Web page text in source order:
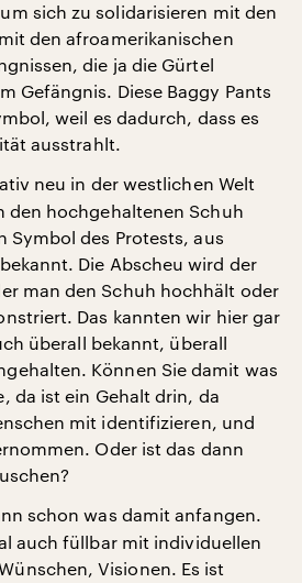
sich zu solidarisieren mit den
den afroamerikanischen
die ja die Gürtel
Gefängnis. Diese Baggy Pants
weil es dadurch, dass es
ausstrahlt.
neu in der westlichen Welt
den hochgehaltenen Schuh
Symbol des Protests, aus
Die Abscheu wird der
man den Schuh hochhält oder
Das kannten wir hier gar
überall bekannt, überall
Können Sie damit was
da ist ein Gehalt drin, da
mit identifizieren, und
Oder ist das dann
schon was damit anfangen.
auch füllbar mit individuellen
Visionen. Es ist